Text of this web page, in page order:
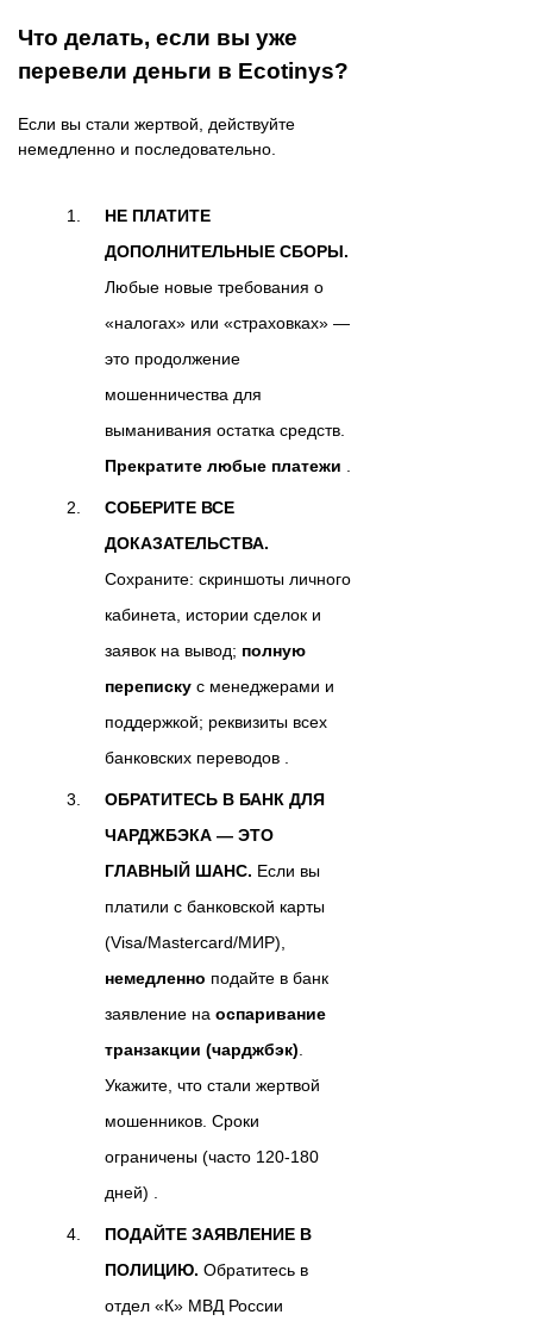
Что делать, если вы уже
перевели деньги в Ecotinys?
Если вы стали жертвой, действуйте
немедленно и последовательно.
НЕ ПЛАТИТЕ
ДОПОЛНИТЕЛЬНЫЕ СБОРЫ.
Любые новые требования о
«налогах» или «страховках» —
это продолжение
мошенничества для
выманивания остатка средств.
Прекратите любые платежи
СОБЕРИТЕ ВСЕ
ДОКАЗАТЕЛЬСТВА.
Сохраните: скриншоты личного
кабинета, истории сделок и
заявок на вывод; полную
переписку с менеджерами и
поддержкой; реквизиты всех
банковских переводов .
ОБРАТИТЕСЬ В БАНК ДЛЯ
ЧАРДЖБЭКА — ЭТО
ГЛАВНЫЙ ШАНС. Если вы
платили с банковской карты
(Visa/Mastercard/МИР),
немедленно подайте в банк
заявление на оспаривание
транзакции (чарджбэк)
Укажите, что стали жертвой
мошенников. Сроки
ограничены (часто 120-180
дней) .
ПОДАЙТЕ ЗАЯВЛЕНИЕ В
ПОЛИЦИЮ. Обратитесь в
отдел «К» МВД России